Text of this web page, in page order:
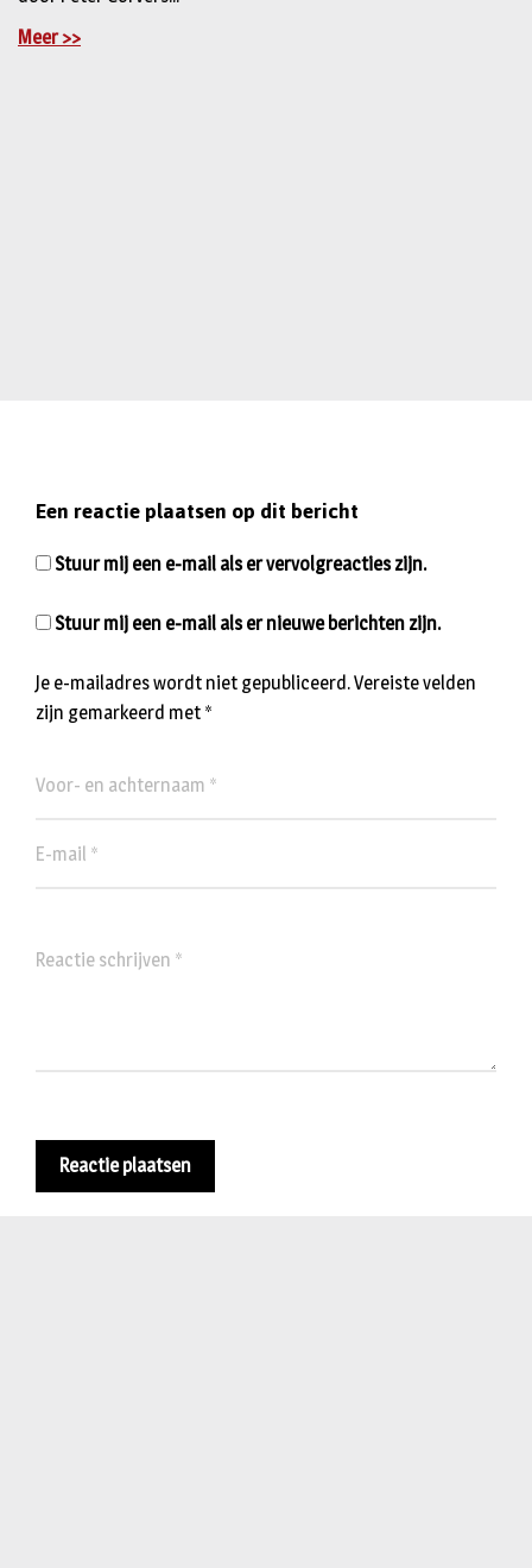
Meer >>
Een reactie plaatsen op dit bericht
Je e-mailadres wordt niet gepubliceerd.Vereiste velden
zijn gemarkeerd met *
Stuur mij een e-mail als er vervolgreacties zijn.
Stuur mij een e-mail als er nieuwe berichten zijn.